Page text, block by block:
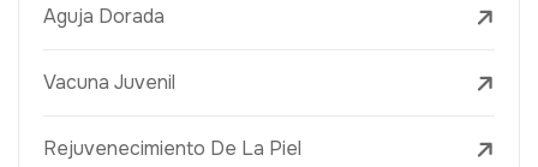
Aguja Dorada
Vacuna Juvenil
Rejuvenecimiento De La Piel